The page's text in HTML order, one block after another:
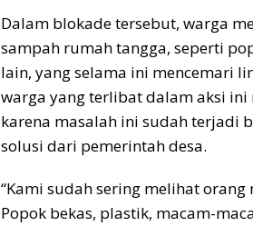
Dalam blokade tersebut, warga
sampah rumah tangga, seperti
lain, yang selama ini mencemari
warga yang terlibat dalam aksi ini
karena masalah ini sudah terjadi
solusi dari pemerintah desa.
“Kami sudah sering melihat
Popok bekas, plastik, macam-